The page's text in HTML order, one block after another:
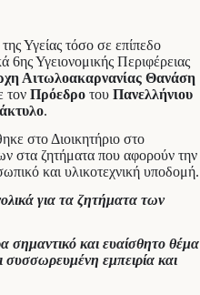
Υγείας τόσο σε επίπεδο
6ης Υγειονομικής Περιφέρειας
Αιτωλοακαρνανίας Θανάση
τον Πρόεδρο του Πανελλήνιου
.
στο Διοικητήριο στο
στα ζητήματα που αφορούν την
και υλικοτεχνική υποδομή.
για τα ζητήματα των
σημαντικό και ευαίσθητο θέμα
συσσωρευμένη εμπειρία και